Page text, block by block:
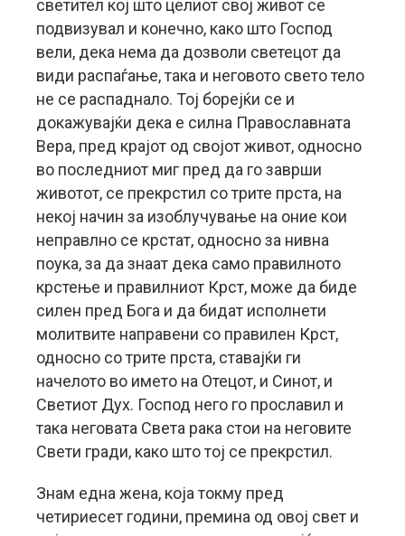
светител кој што целиот свој живот се
подвизувал и конечно, како што Господ
вели, дека нема да дозволи светецот да
види распаѓање, така и неговото свето тело
не се распаднало. Тој борејќи се и
докажувајќи дека е силна Православната
Вера, пред крајот од својот живот, односно
во последниот миг пред да го заврши
животот, се прекрстил со трите прста, на
некој начин за изоблучување на оние кои
неправлно се крстат, односно за нивна
поука, за да знаат дека само правилното
крстење и правилниот Крст, може да биде
силен пред Бога и да бидат исполнети
молитвите направени со правилен Крст,
односно со трите прста, ставајќи ги
начелото во името на Отецот, и Синот, и
Светиот Дух. Господ него го прославил и
така неговата Света рака стои на неговите
Свети гради, како што тој се прекрстил.
Знам една жена, која токму пред
четириесет години, премина од овој свет и